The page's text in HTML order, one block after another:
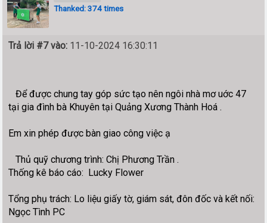
Thanked: 374 times
Trả lời #7 vào: 11-10-2024 16:30:11
Để được chung tay góp sức tạo nên ngôi nhà mơ uớc 47
tại gia đình bà Khuyên tại Quảng Xương Thành Hoá .
Em xin phép được bàn giao công việc ạ
Thủ quỹ chương trình: Chị Phương Trần .
Thống kê báo cáo: Lucky Flower
Tổng phụ trách: Lo liệu giấy tờ, giám sát, đôn đốc và kết nối:
Ngọc Tình PC